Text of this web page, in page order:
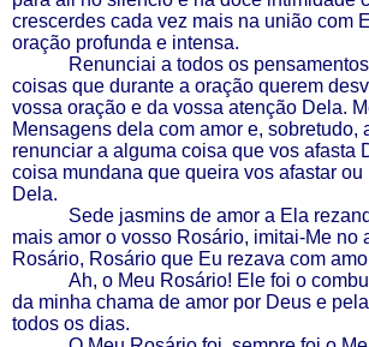
crescerdes cada vez mais na união com
oração profunda e intensa.
Renunciai a todos os
coisas que durante a oração querem
vossa oração e da vossa atenção Dela.
Mensagens dela com amor e, sobretudo,
renunciar a alguma coisa que vos afasta
coisa mundana que queira vos afastar
Dela.
Sede jasmins de amor a Ela
mais amor o vosso Rosário, imitai-Me no
Rosário, Rosário que Eu rezava com
Ah, o Meu Rosário! Ele foi o
da minha chama de amor por Deus e
todos os dias.